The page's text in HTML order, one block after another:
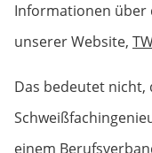
Informationen über
unserer Website,
Das bedeutet nicht,
einem